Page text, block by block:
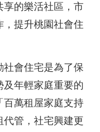
享的樂活社區，市
，提升桃園社會住
社會住宅是為了保
及年輕家庭重要的
百萬租屋家庭支持
代管，社宅興建更